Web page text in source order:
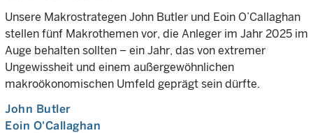
Unsere Makrostrategen John Butler und Eoin O’Callaghan
stellen fünf Makrothemen vor, die Anleger im Jahr 2025 im
Auge behalten sollten – ein Jahr, das von extremer
Ungewissheit und einem außergewöhnlichen
makroökonomischen Umfeld geprägt sein dürfte.
John Butler
Eoin O'Callaghan